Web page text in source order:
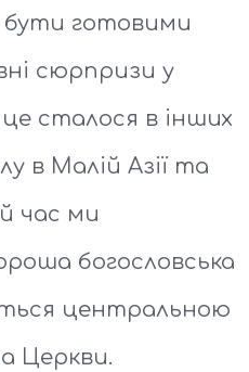
бути готовими
сюрпризи у
це сталося в інших
в Малій Азії та
час ми
богословська
центральною
Церкви.